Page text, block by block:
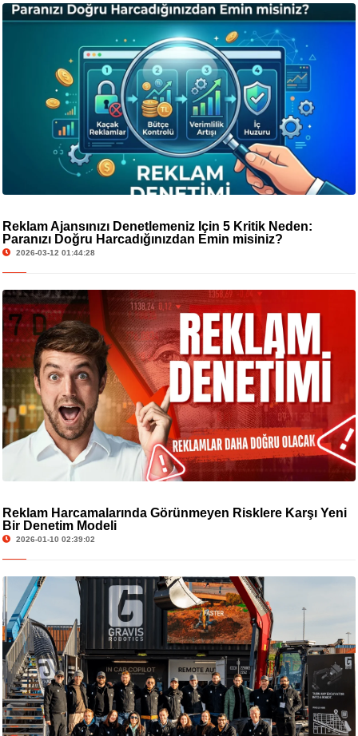
Reklam Ajansınızı Denetlemeniz İçin 5 Kritik Neden:
Paranızı Doğru Harcadığınızdan Emin misiniz?
2026-03-12 01:44:28
Reklam Harcamalarında Görünmeyen Risklere Karşı Yeni
Bir Denetim Modeli
2026-01-10 02:39:02